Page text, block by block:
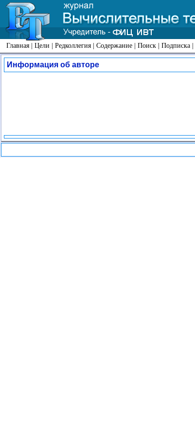
Главная | Цели | Редколлегия | Содержание | Поиск | Подписка |
Информация об авторе